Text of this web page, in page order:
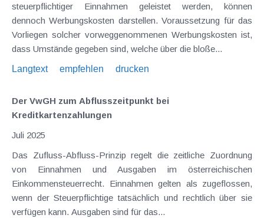
steuerpflichtiger Einnahmen geleistet werden, können
dennoch Werbungskosten darstellen. Voraussetzung für das
Vorliegen solcher vorweggenommenen Werbungskosten ist,
dass Umstände gegeben sind, welche über die bloße...
Langtext
empfehlen drucken
Der VwGH zum Abflusszeitpunkt bei
Kreditkartenzahlungen
Juli 2025
Das Zufluss-Abfluss-Prinzip regelt die zeitliche Zuordnung
von Einnahmen und Ausgaben im österreichischen
Einkommensteuerrecht. Einnahmen gelten als zugeflossen,
wenn der Steuerpflichtige tatsächlich und rechtlich über sie
verfügen kann. Ausgaben sind für das...